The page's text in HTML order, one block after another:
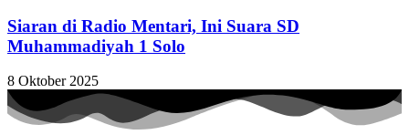
Siaran di Radio Mentari, Ini Suara SD
Muhammadiyah 1 Solo
8 Oktober 2025